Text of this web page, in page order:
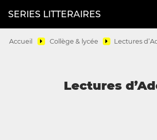
SERIES LITTERAIRES
Accueil Collège & lycée Lectures
Lectures